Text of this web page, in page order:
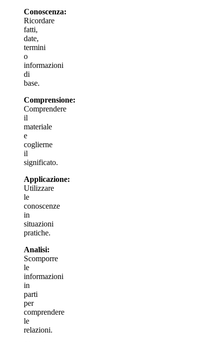
Conoscenza:
Ricordare
fatti,
date,
termini
o
informazioni
di
base.
Comprensione:
Comprendere
il
materiale
e
coglierne
il
significato.
Applicazione:
Utilizzare
le
conoscenze
in
situazioni
pratiche.
Analisi:
Scomporre
le
informazioni
in
parti
per
comprendere
le
relazioni.